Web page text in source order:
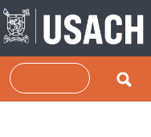
Pasar al contenido principal
Buscar